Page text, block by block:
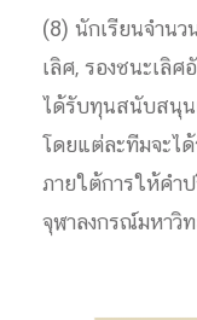
(8) นักเรียนจำน
เลิศ, รองชนะเลิ
ได้รับทุนสนับสนุ
โดยแต่ละทีมจะไ
ภายใต้การให้คำ
จุฬาลงกรณ์มหาวิ